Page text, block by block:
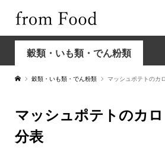
穀類・いも類・でん粉類
穀類・いも類・でん粉類 マッシュポテトのカ
マッシュポテトのカ
分表